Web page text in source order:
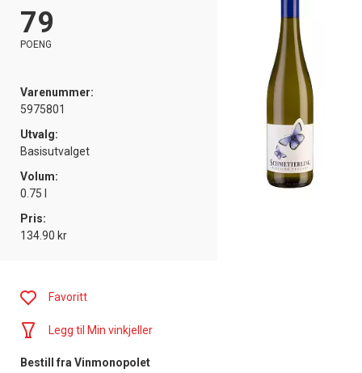
79
POENG
Varenummer:
5975801
Utvalg:
Basisutvalget
Volum:
0.75 l
Pris:
134.90 kr
Favoritt
Legg til Min vinkjeller
Bestill fra Vinmonopolet